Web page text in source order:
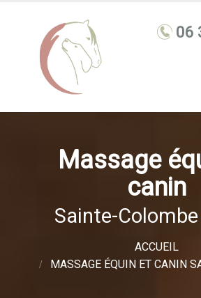
Massage
canin
Sainte-
ACCUEIL
MASSAGE ÉQUIN ET CANIN